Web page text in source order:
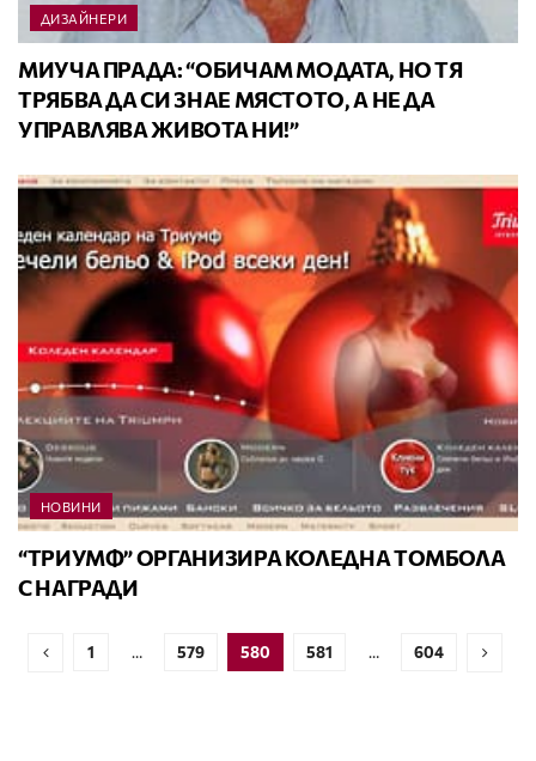
ДИЗАЙНЕРИ
МИУЧА ПРАДА: “ОБИЧАМ МОДАТА, НО ТЯ
ТРЯБВА ДА СИ ЗНАЕ МЯСТОТО, А НЕ ДА
УПРАВЛЯВА ЖИВОТА НИ!”
НОВИНИ
“ТРИУМФ” ОРГАНИЗИРА КОЛЕДНА ТОМБОЛА
С НАГРАДИ
1 … 579 580 581 … 604